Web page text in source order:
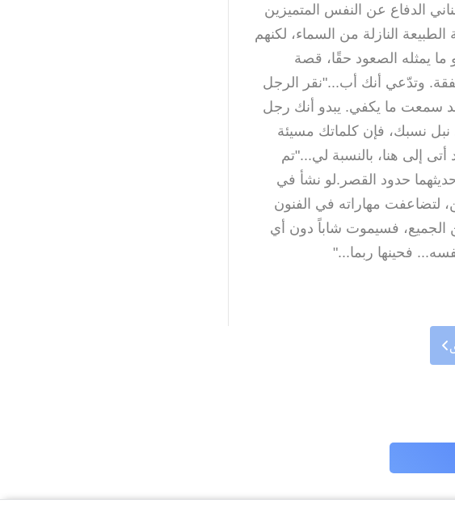
الدفاع عن النفس المتميزين
النازلة من السماء، لكنهم
ما يمثله الصعود حقًا، قصة
وتدّعي أنك أب..."نقر الرجل
سمعت ما يكفي. يبدو أنك رجل
نسبك، فإن كلماتك مسيئة
إلى هنا، بالنسبة لي..."تم
حدود القصر.لو نشأ في
لتضاعفت مهاراته في الفنون
الجميع، فسيموت شاباً دون أي
فحينها ربما..."